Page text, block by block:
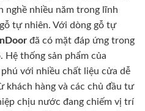
nghề nhiều năm trong lĩnh
tự nhiên. Với dòng gỗ tự
đã có mặt đáp ứng trong
thống sản phẩm của
với nhiều chất liệu cửa dễ
khách hàng và các chủ đầu tư
chịu nước đang chiếm vị trí